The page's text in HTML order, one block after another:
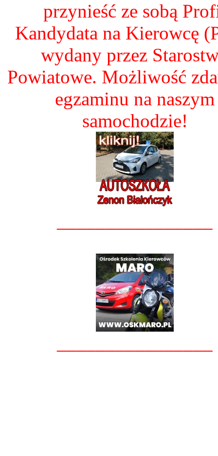
przynieść ze sobą
Kandydata na Kierowcę
wydany przez
Powiatowe. Możliwość
egzaminu na naszym
samochodzie!